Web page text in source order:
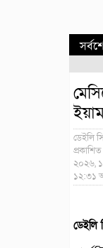
ডেইলি
২০২৬,
১২:৩১
ডেইলি